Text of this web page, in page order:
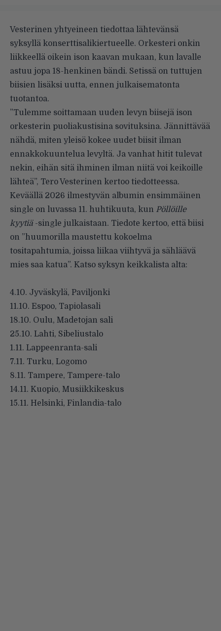
Vesterinen yhtyeineen tiedottaa lähtevänsä
syksyllä konserttisalikiertueelle. Orkesteri onkin
liikkeellä oikein ison kaavan mukaan, kun lavalle
astuu jopa 18-henkinen bändi. Setissä on tuttujen
biisien lisäksi uutta, ennen julkaisematonta
tuotantoa.
”Tulemme soittamaan uuden levyn biisejä ison
orkesterin puoliakustisina sovituksina. Jännittävää
nähdä, miten yleisö kokee uudet biisit ilman
ennakkokuuntelua levyltä. Ja vanhat hitit tulevat
nekin, eihän sitä ihminen ilman niitä voi keikoille
lähteä”, Tero Vesterinen kertoo tiedotteessa.
Keväällä 2026 ilmestyvän albumin ensimmäinen
single on luvassa 11. huhtikuuta, kun Pöllöille
kyytiä-single julkaistaan. Tiedote kertoo, että biisi
on ”huumorilla maustettu kokoelma
tositapahtumia, joissa liikaa viihtyvä ja sähläävä
mies saa katua”. Katso syksyn keikkalista alta:
4.10. Jyväskylä, Paviljonki
11.10. Espoo, Tapiolasali
18.10. Oulu, Madetojan sali
25.10. Lahti, Sibeliustalo
1.11. Lappeenranta-sali
7.11. Turku, Logomo
8.11. Tampere, Tampere-talo
14.11. Kuopio, Musiikkikeskus
15.11. Helsinki, Finlandia-talo